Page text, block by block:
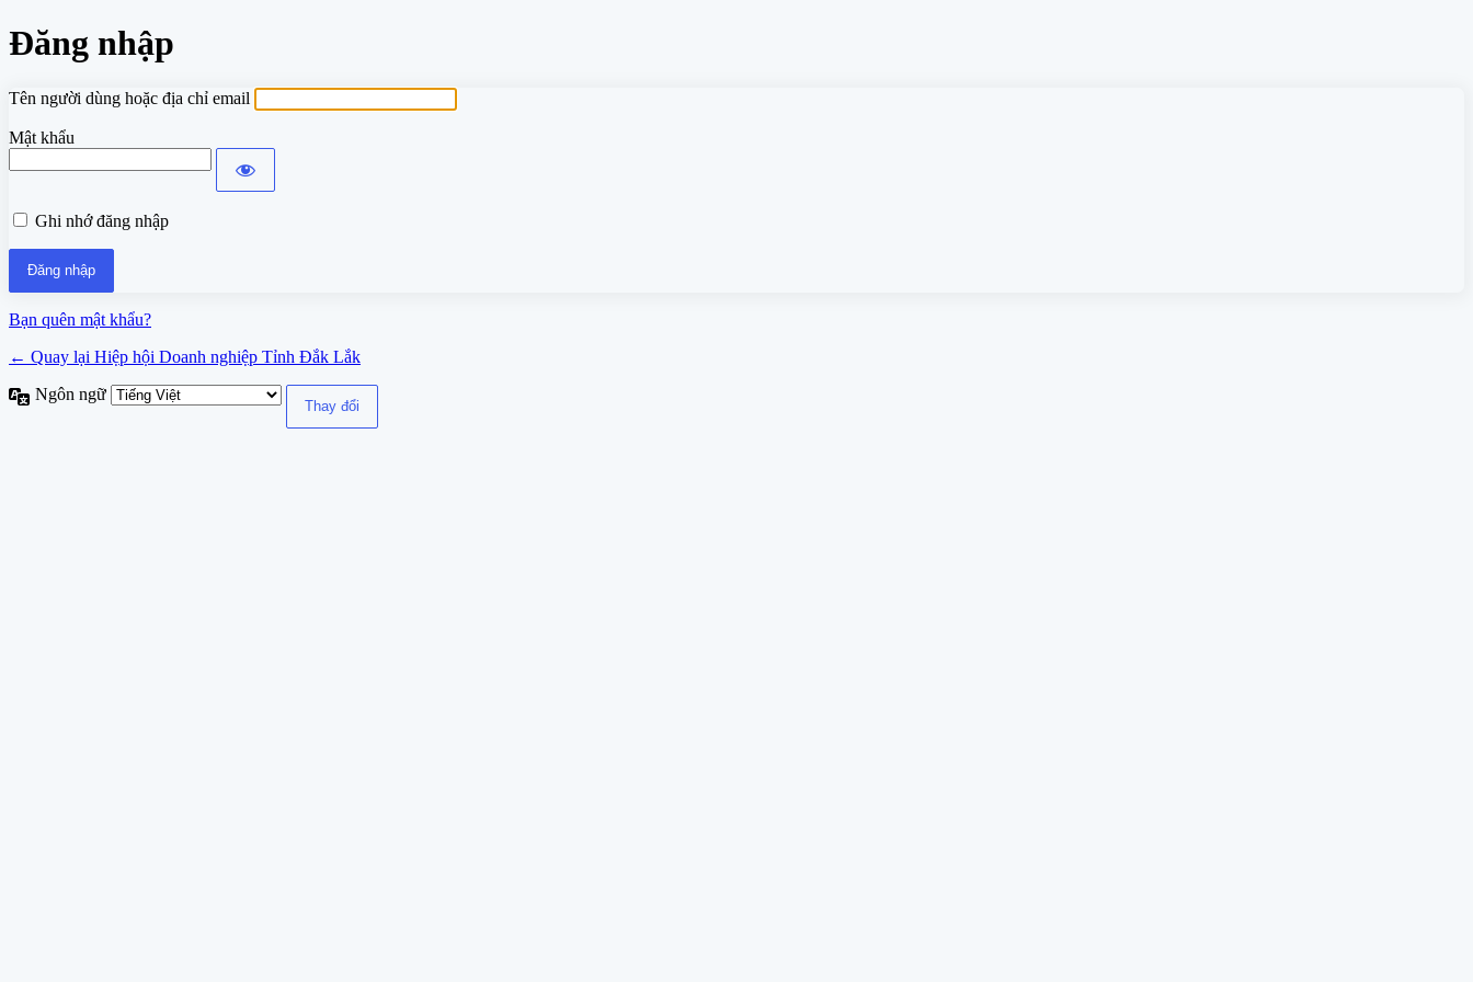
Đăng nhập
Tên người dùng hoặc địa chỉ email
Mật khẩu
Ghi nhớ đăng nhập
Bạn quên mật khẩu?
← Quay lại Hiệp hội Doanh nghiệp Tỉnh Đắk Lắk
Ngôn ngữ